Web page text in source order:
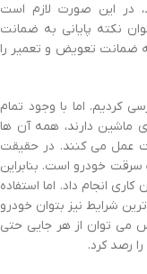
در این صورت لازم است
نکته پایانی به ضمانت
ضمانت تعویض و تعمیر را
کردیم. اما با وجود تمام
ماشین دارند، همه آن ها
عمل می کنند. در حقیقت
سرقت خودرو است. بنابراین
انجام داد. اما استفاده
شرایط نیز بتوان خودرو
می توان از هر جایی حتی
رصد کرد.